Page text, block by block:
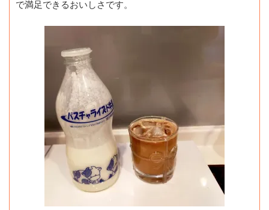
で満足できるおいしさです。